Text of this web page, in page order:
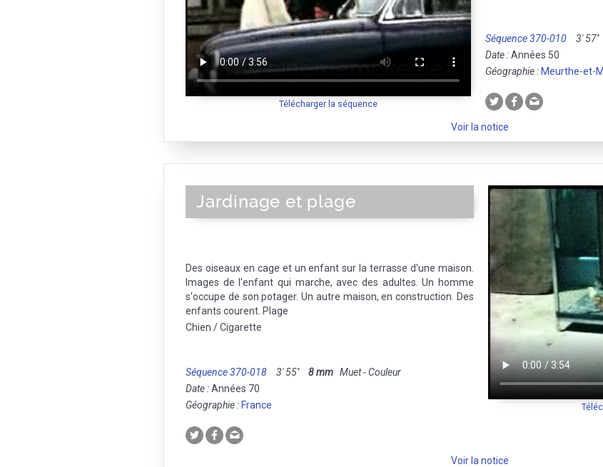
Télécharger la séquence
Séquence 370-010 3' 57''
Date :Années 50
Géographie : Meurthe-et-
Voir la notice
Jardinage et plage
Des oiseaux en cage et un enfant sur la terrasse d'une maison.
Images de l'enfant qui marche, avec des adultes. Un homme
s'occupe de son potager. Un autre maison, en construction. Des
enfants courent. Plage
Chien / Cigarette
Séquence 370-018 3' 55'' 8 mm Muet - Couleur
Date :Années 70
Géographie : France
Voir la notice